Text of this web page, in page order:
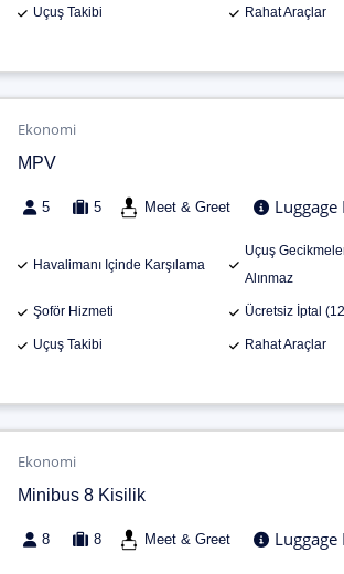
Uçuş Takibi Rahat Araçlar
Ekonomi
MPV
5 5 Meet & Greet Luggage
Havalimanı Içinde Karşılama
Uçuş
Alınmaz
Şoför Hizmeti Ücretsiz İptal
Uçuş Takibi Rahat Araçlar
Ekonomi
Minibus 8 Kisilik
8 8 Meet & Greet Luggage